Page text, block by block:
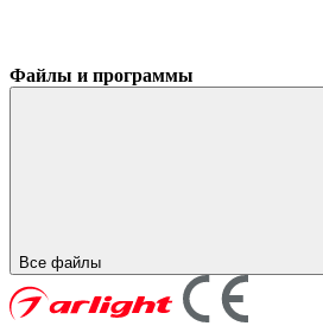
Файлы и программы
Все файлы